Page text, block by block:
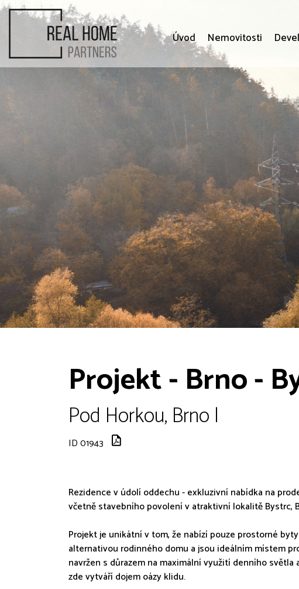
Úvod Nemovitosti
Projekt - Brno -
Pod Horkou, Brno |
ID 01943
Rezidence v údolí oddechu - exkluzivní nabídka na
včetně stavebního povolení v atraktivní lokalitě Bystrc,
Projekt je unikátní v tom, že nabízí pouze prostorné
alternativou rodinného domu a jsou ideálním místem
navržen s důrazem na maximální využití denního
zde vytváří dojem oázy klidu.